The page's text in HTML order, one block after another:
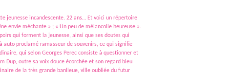
jeunesse incandescente. 22 ans… Et voici un répertoire
envie méchante » ; « Un peu de mélancolie heureuse ».
qui forment la jeunesse, ainsi que ses doutes qui
proclamé ramasseur de souvenirs, ce qui signifie
qui selon Georges Perec consiste à questionner et
Dup, outre sa voix douce écorchée et son regard bleu
de la très grande banlieue, ville oubliée du futur